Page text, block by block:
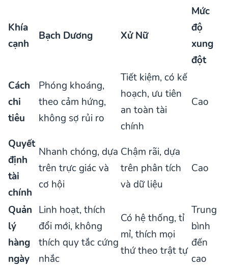
Khía
cạnh
Bạch Dương Xử Nữ
Mức
độ
xung
đột
Cách
chi
tiêu
Phóng khoáng,
theo cảm hứng,
không sợ rủi ro
Tiết kiệm, có kế
hoạch, ưu tiên
an toàn tài
chính
Cao
Quyết
định
tài
chính
Nhanh chóng, dựa
trên trực giác và
cơ hội
Chậm rãi, dựa
trên phân tích
và dữ liệu
Cao
Quản
lý
hàng
ngày
Linh hoạt, thích
đổi mới, không
thích quy tắc cứng
nhắc
Có hệ thống, tỉ
mỉ, thích mọi
thứ theo trật tự
Trung
bình
đến
cao